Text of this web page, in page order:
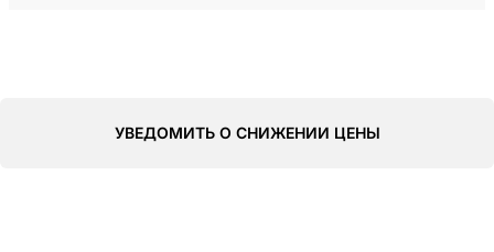
УВЕДОМИТЬ О СНИЖЕНИИ ЦЕНЫ